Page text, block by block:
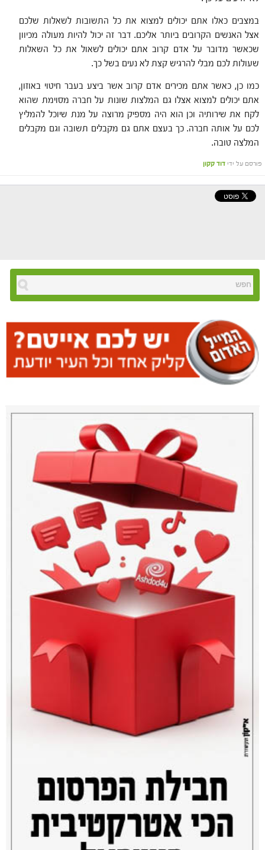
במצבים כאלו אתם יכולים למצוא את כל התשובות לשאלות שלכם
אצל האנשים הקרובים ביותר אליכם. דבר זה יכול להיות מעולה מכיוון
שכאשר מדובר על אדם קרוב אתם יכולים לשאול את כל השאלות
שעולות לכם מבלי להרגיש קצת לא נעים בשל כך.
כמו כן, כאשר אתם מכירים אדם קרוב אשר ביצע בעבר חיטוי באוזון,
אתם יכולים למצוא אצלו גם המלצות שונות על חברה מסוימת שהוא
לקח את שירותיה וכן הוא היה מספיק מרוצה על מנת שיוכל להמליץ
לכם על אותה חברה. כך בעצם אתם גם מקבלים תשובה וגם מקבלים
המלצה טובה.
פורסם על ידי דוד קקון